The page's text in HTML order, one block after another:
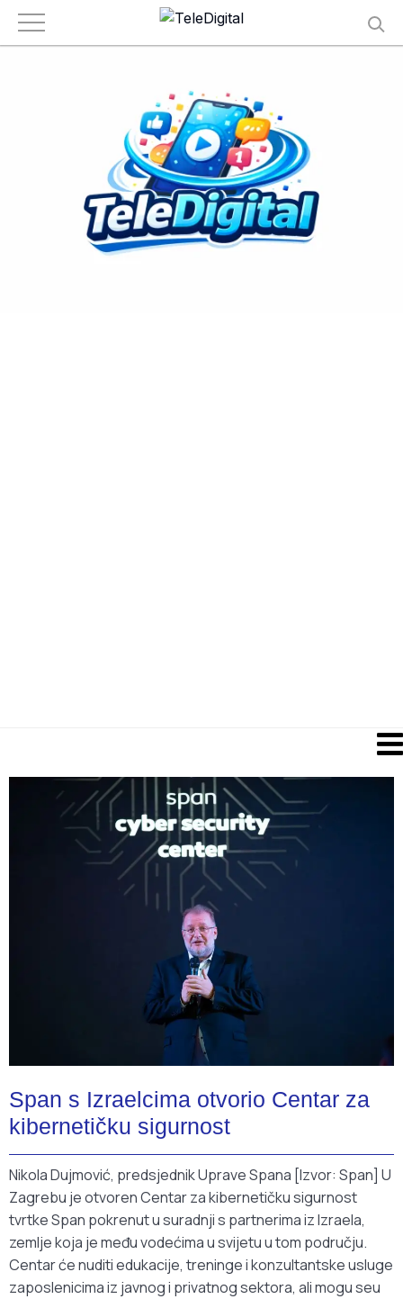
Span s Izraelcima otvorio Centar za
kibernetičku sigurnost
Nikola Dujmović, predsjednik Uprave Spana [Izvor: Span] U
Zagrebu je otvoren Centar za kibernetičku sigurnost
tvrtke Span pokrenut u suradnji s partnerima iz Izraela,
zemlje koja je među vodećima u svijetu u tom području.
Centar će nuditi edukacije, treninge i konzultantske usluge
zaposlenicima iz javnog i privatnog sektora, ali mogu seu